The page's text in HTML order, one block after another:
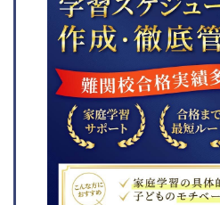
立川国際附属小学校
東京女学館小学校
玉川学園小学部
東京都市大学付属小学校
田園調布雙葉小学校
東京学芸大学附属大泉小
昭和女子大学附属昭和小